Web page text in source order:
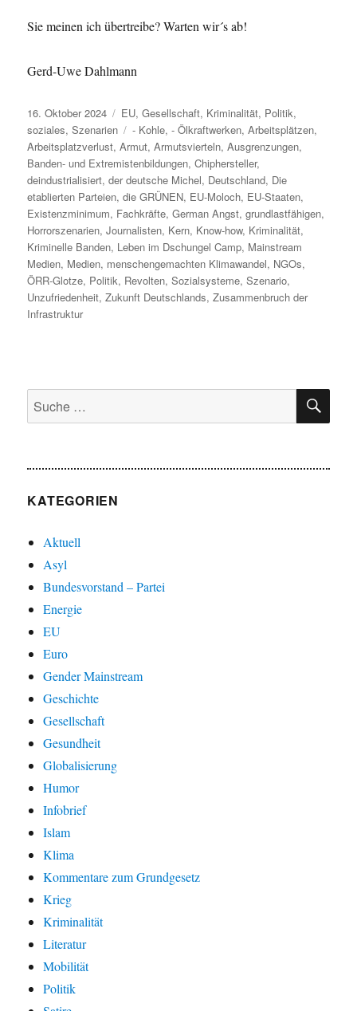
Sie meinen ich übertreibe? Warten wir´s ab!
Gerd-Uwe Dahlmann
Veröffentlicht
am
16. Oktober 2024 Kategorien
EU,Gesellschaft, Kriminalität, Politik,
soziales,Szenarien Schlagwörter
- Kohle,- Ölkraftwerken,Arbeitsplätzen,
Arbeitsplatzverlust,Armut,Armutsvierteln,Ausgrenzungen,
Banden- und Extremistenbildungen,Chiphersteller,
deindustrialisiert,der deutsche Michel, Deutschland, Die
etablierten Parteien,die GRÜNEN, EU-Moloch, EU-Staaten,
Existenzminimum, Fachkräfte,German Angst,grundlastfähigen,
Horrorszenarien,Journalisten, Kern, Know-how, Kriminalität,
Kriminelle Banden, Leben im Dschungel Camp, Mainstream
Medien, Medien, menschengemachten Klimawandel, NGOs,
ÖRR-Glotze, Politik, Revolten,Sozialsysteme,Szenario,
Unzufriedenheit,Zukunft Deutschlands,Zusammenbruch der
Infrastruktur
Suche
nach:
KATEGORIEN
Aktuell
Asyl
Bundesvorstand – Partei
Energie
EU
Euro
Gender Mainstream
Geschichte
Gesellschaft
Gesundheit
Globalisierung
Humor
Infobrief
Islam
Klima
Kommentare zum Grundgesetz
Krieg
Kriminalität
Literatur
Mobilität
Politik